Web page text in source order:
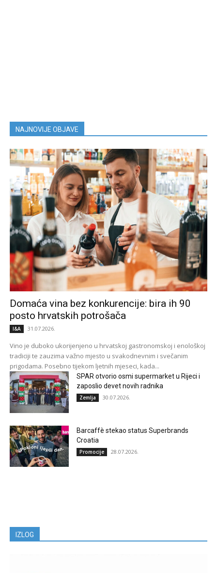
NAJNOVIJE OBJAVE
Domaća vina bez konkurencije: bira ih 90
posto hrvatskih potrošača
I&A 31.07.2026.
Vino je duboko ukorijenjeno u hrvatskoj gastronomskoj i enološkoj
tradiciji te zauzima važno mjesto u svakodnevnim i svečanim
prigodama. Posebno tijekom ljetnih mjeseci, kada...
SPAR otvorio osmi supermarket u Rijeci i
zaposlio devet novih radnika
Zemlja 30.07.2026.
Barcaffè stekao status Superbrands
Croatia
Promocije 28.07.2026.
IZLOG